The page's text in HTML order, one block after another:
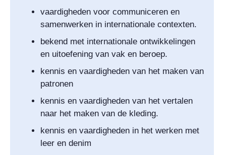
vaardigheden voor communiceren en
samenwerken in internationale contexten.
bekend met internationale ontwikkelingen
en uitoefening van vak en beroep.
kennis en vaardigheden van het maken van
patronen
kennis en vaardigheden van het vertalen
naar het maken van de kleding.
kennis en vaardigheden in het werken met
leer en denim